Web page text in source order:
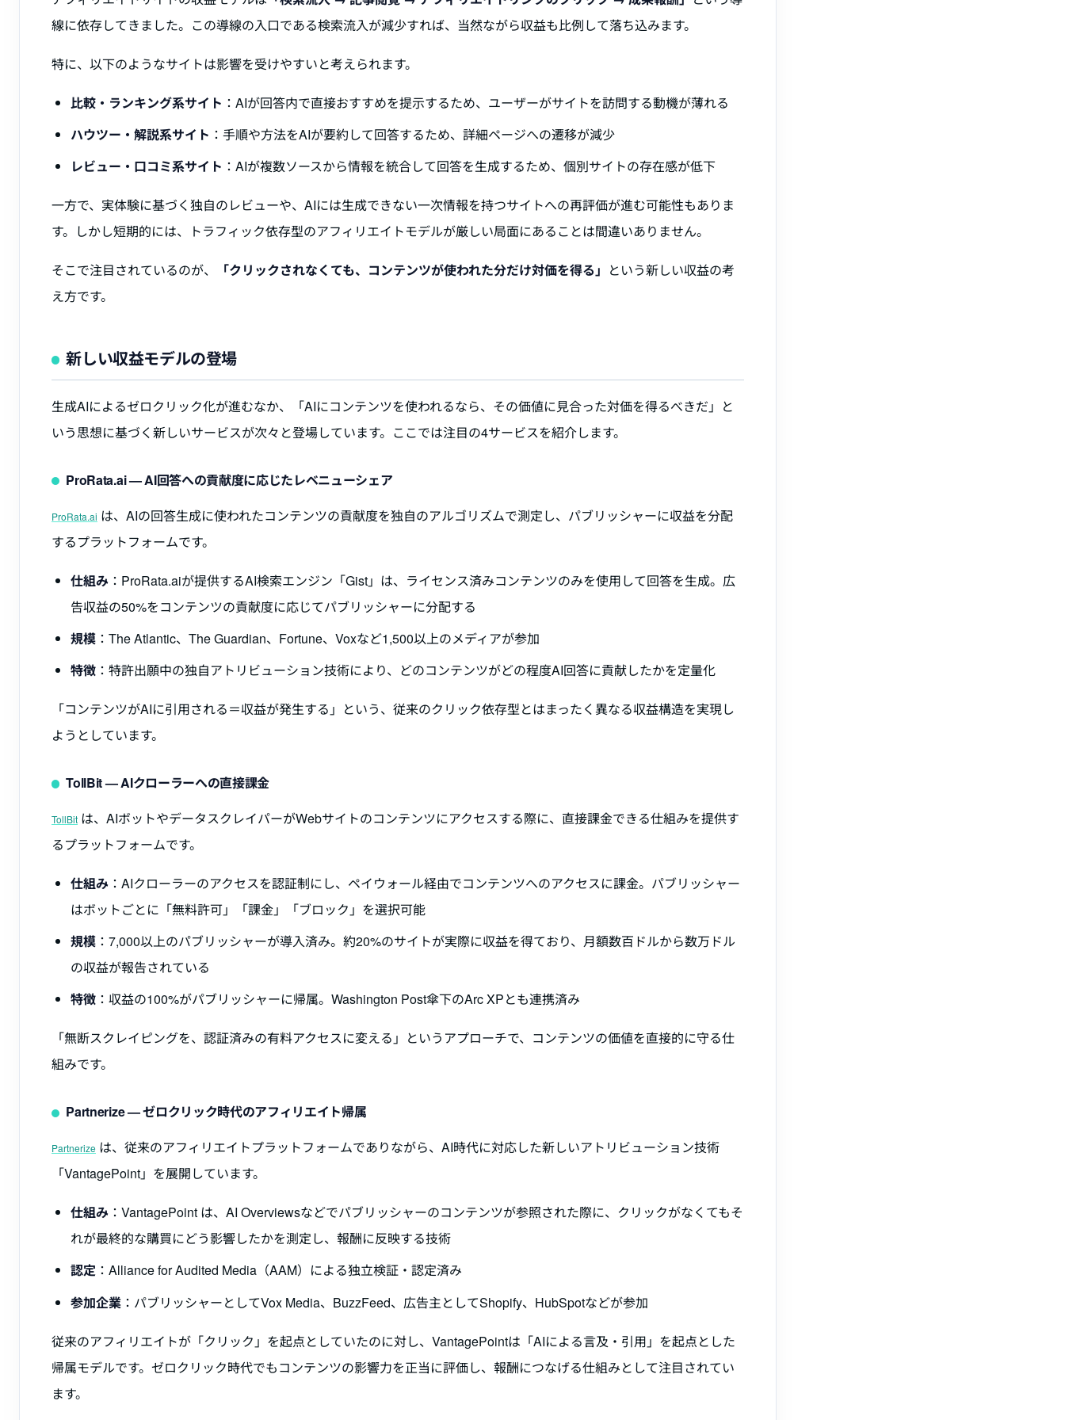
線に依存してきました。この導線の入口である検索流入が減少すれば、当然ながら収益も比例して落ち込みます。
特に、以下のようなサイトは影響を受けやすいと考えられます。
比較・ランキング系サイト ：AIが回答内で直接おすすめを提示するため、ユーザーがサイトを訪問する動機が薄れる
ハウツー・解説系サイト ：手順や方法をAIが要約して回答するため、詳細ページへの遷移が減少
レビュー・口コミ系サイト ：AIが複数ソースから情報を統合して回答を生成するため、個別サイトの存在感が低下
一方で、実体験に基づく独自のレビューや、AIには生成できない一次情報を持つサイトへの再評価が進む可能性もありま
す。しかし短期的には、トラフィック依存型のアフィリエイトモデルが厳しい局面にあることは間違いありません。
そこで注目されているのが、 「クリックされなくても、コンテンツが使われた分だけ対価を得る」 という新しい収益の考
え方です。
新しい収益モデルの登場
生成AIによるゼロクリック化が進むなか、「AIにコンテンツを使われるなら、その価値に見合った対価を得るべきだ」と
いう思想に基づく新しいサービスが次々と登場しています。ここでは注目の4サービスを紹介します。
ProRata.ai — AI回答への貢献度に応じたレベニューシェア
ProRata.ai は、AIの回答生成に使われたコンテンツの貢献度を独自のアルゴリズムで測定し、パブリッシャーに収益を分配
するプラットフォームです。
仕組み ：ProRata.aiが提供するAI検索エンジン「Gist」は、ライセンス済みコンテンツのみを使用して回答を生成。広
告収益の50%をコンテンツの貢献度に応じてパブリッシャーに分配する
規模 ：The Atlantic、The Guardian、Fortune、Voxなど1,500以上のメディアが参加
特徴 ：特許出願中の独自アトリビューション技術により、どのコンテンツがどの程度AI回答に貢献したかを定量化
「コンテンツがAIに引用される＝収益が発生する」という、従来のクリック依存型とはまったく異なる収益構造を実現し
ようとしています。
TollBit — AIクローラーへの直接課金
TollBit は、AIボットやデータスクレイパーがWebサイトのコンテンツにアクセスする際に、直接課金できる仕組みを提供す
るプラットフォームです。
仕組み ：AIクローラーのアクセスを認証制にし、ペイウォール経由でコンテンツへのアクセスに課金。パブリッシャー
はボットごとに「無料許可」「課金」「ブロック」を選択可能
規模 ：7,000以上のパブリッシャーが導入済み。約20%のサイトが実際に収益を得ており、月額数百ドルから数万ドル
の収益が報告されている
特徴 ：収益の100%がパブリッシャーに帰属。Washington Post傘下のArc XPとも連携済み
「無断スクレイピングを、認証済みの有料アクセスに変える」というアプローチで、コンテンツの価値を直接的に守る仕
組みです。
Partnerize — ゼロクリック時代のアフィリエイト帰属
Partnerize は、従来のアフィリエイトプラットフォームでありながら、AI時代に対応した新しいアトリビューション技術
「VantagePoint」を展開しています。
仕組み ：VantagePoint は、AI Overviewsなどでパブリッシャーのコンテンツが参照された際に、クリックがなくてもそ
れが最終的な購買にどう影響したかを測定し、報酬に反映する技術
認定 ：Alliance for Audited Media（AAM）による独立検証・認定済み
参加企業 ：パブリッシャーとしてVox Media、BuzzFeed、広告主としてShopify、HubSpotなどが参加
従来のアフィリエイトが「クリック」を起点としていたのに対し、VantagePointは「AIによる言及・引用」を起点とした
帰属モデルです。ゼロクリック時代でもコンテンツの影響力を正当に評価し、報酬につなげる仕組みとして注目されてい
ます。